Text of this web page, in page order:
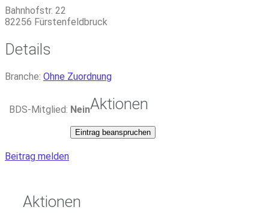
Bahnhofstr. 22
82256 Fürstenfeldbruck
Details
Branche: Ohne Zuordnung
BDS-Mitglied: NeinAktionen
Eintrag beanspruchen
Beitrag melden
Aktionen